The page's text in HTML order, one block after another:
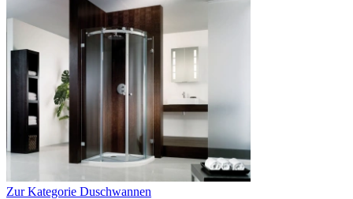
Zur Kategorie Duschwannen